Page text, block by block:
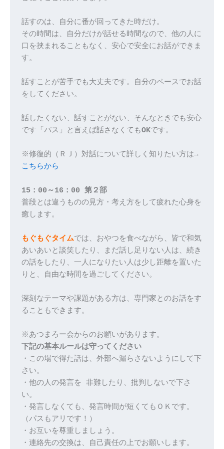
話すのは、自分に番が回ってきた時だけ。
その時間は、自分だけが話せる時間なので、他の人に
口を挟まれることもなく、安心で安全にお話ができま
す。
話すことが苦手でも大丈夫です。自分のペースでお話
をしてください。
話したくない、話すことがない、そんなときでも安心
です「パス」と言えば話さなくてもOKです。
※修復‬的（ＲＪ）対話について詳しく知りたい方は→
こちらから
‭15：00～16：00 第２部‬
普段とは違うものの見方・考え方をして疲れた心身を
癒します。‬
もぐもぐタイムでは、おやつを食べながら、皆で和気
あいあいと談笑し‬たり、まだ話し足りない人は、続き
の話をしたり、一人になりたい人は‬少し距離を置いた
りと、自由な時間を過ごしてください。
深刻なテーマや課題がある方は、専門家とのお話をす
ることもできます。‬
※あつまろー会からのお願いがあります。
下記の基本ルールは守ってください
・この場で得た話は、外部へ漏らさないようにして下
さい。
・他の人の発言を 非難したり、批判しないで下さ
い。
・発言しなくても、発言時間が短くてもＯＫです。
（パスもアリです！）
・お互いを尊重しましょう。
・連絡先の交換は、自己責任の上でお願いします。